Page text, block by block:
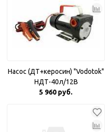
Насос (ДТ+керосин) "Vodotok"
НДТ-40л/12В
5 960 руб.